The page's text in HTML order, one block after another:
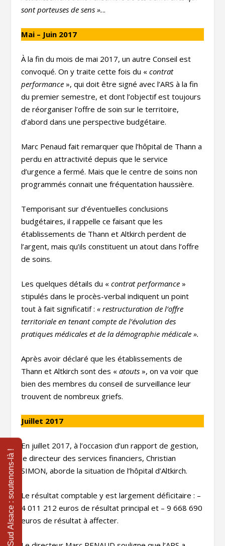
sont porteuses de sens »...
Mai – Juin 2017
À la fin du mois de mai 2017, un autre Conseil est
convoqué. On y traite cette fois du « contrat
performance », qui doit être signé avec l’ARS à la fin
du premier semestre, et dont l’objectif est toujours
de réorganiser l’offre de soin sur le territoire,
d’abord dans une perspective budgétaire.
Marc Penaud fait remarquer que l’hôpital de Thann a
perdu en attractivité depuis que le service
d’urgence a fermé. Mais que le centre de soins non
programmés connait une fréquentation haussière.
Temporisant sur d’éventuelles conclusions
budgétaires, il rappelle ce faisant que les
établissements de Thann et Altkirch perdent de
l’argent, mais qu’ils constituent un atout dans l’offre
de soins.
Les quelques détails du «contrat performance»
stipulés dans le procès-verbal indiquent un point
tout à fait significatif :« restructuration de l’offre
territoriale en tenant compte de l’évolution des
pratiques médicales et de la démographie médicale ».
Après avoir déclaré que les établissements de
Thann et Altkirch sont des «atouts», on va voir que
bien des membres du conseil de surveillance leur
trouvent de nombreux griefs.
Juillet 2017
En juillet 2017, à l’occasion d’un rapport de gestion,
le directeur des services financiers, Christian
SIMON, aborde la situation de l’hôpital d’Altkirch.
Le résultat comptable y est largement déficitaire : –
4 011 212 euros de résultat principal et – 9 668 690
euros de résultat à affecter.